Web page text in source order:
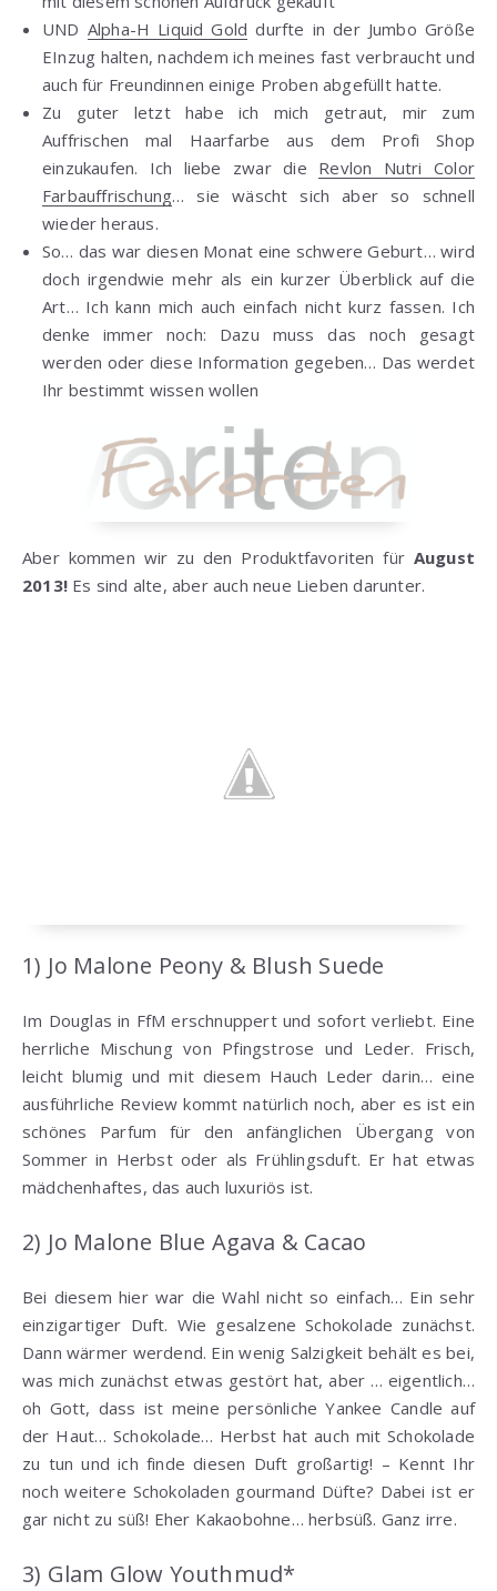
UND Alpha-H Liquid Gold durfte in der Jumbo Größe
EInzug halten, nachdem ich meines fast verbraucht und
auch für Freundinnen einige Proben abgefüllt hatte.
Zu guter letzt habe ich mich getraut, mir zum
Auffrischen mal Haarfarbe aus dem Profi Shop
einzukaufen. Ich liebe zwar die Revlon Nutri Color
Farbauffrischung… sie wäscht sich aber so schnell
wieder heraus.
So… das war diesen Monat eine schwere Geburt… wird
doch irgendwie mehr als ein kurzer Überblick auf die
Art… Ich kann mich auch einfach nicht kurz fassen. Ich
denke immer noch: Dazu muss das noch gesagt
werden oder diese Information gegeben… Das werdet
Ihr bestimmt wissen wollen
Aber kommen wir zu den Produktfavoriten für August
2013! Es sind alte, aber auch neue Lieben darunter.
1) Jo Malone Peony & Blush Suede
Im Douglas in FfM erschnuppert und sofort verliebt. Eine
herrliche Mischung von Pfingstrose und Leder. Frisch,
leicht blumig und mit diesem Hauch Leder darin… eine
ausführliche Review kommt natürlich noch, aber es ist ein
schönes Parfum für den anfänglichen Übergang von
Sommer in Herbst oder als Frühlingsduft. Er hat etwas
mädchenhaftes, das auch luxuriös ist.
2) Jo Malone Blue Agava & Cacao
Bei diesem hier war die Wahl nicht so einfach… Ein sehr
einzigartiger Duft. Wie gesalzene Schokolade zunächst.
Dann wärmer werdend. Ein wenig Salzigkeit behält es bei,
was mich zunächst etwas gestört hat, aber … eigentlich…
oh Gott, dass ist meine persönliche Yankee Candle auf
der Haut… Schokolade… Herbst hat auch mit Schokolade
zu tun und ich finde diesen Duft großartig! – Kennt Ihr
noch weitere Schokoladen gourmand Düfte? Dabei ist er
gar nicht zu süß! Eher Kakaobohne… herbsüß. Ganz irre.
3) Glam Glow Youthmud*